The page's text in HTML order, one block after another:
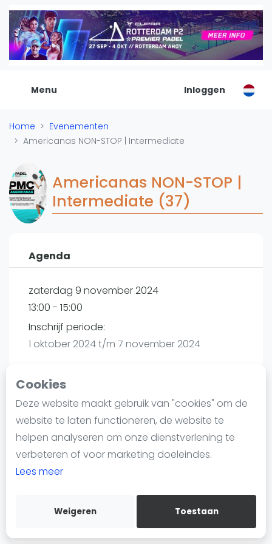
Cookies
Deze website maakt gebruik van "cookies" om de
website te laten functioneren, de website te
helpen analyseren om onze dienstverlening te
verbeteren of voor marketing doeleindes.
Lees meer
Weigeren Toestaan
Menu
De Padel Gids
Alle padel locaties
Padelwinkels
Organisatie
Banenbouwers
Overige categorien
Padelscholen
Toevoegen data
Laatste updates
Forum
Blog artikelen
Vragen over padel
Padelgear
Informatie
Over ons
Contact
Adverteren
Insights
WhatsApp
Join WhatsApp Community
Inloggen
Home
Evenementen
Americanas NON-STOP | Intermediate
Americanas NON-STOP |
Intermediate (37)
Agenda
zaterdag 9 november 2024
13:00 - 15:00
Inschrijf periode:
1 oktober 2024 t/m 7 november 2024
Playtomic
Padel Mate Club - Amstelveen | Amstelveen
Grutterij 1
1185 ZTAmstelveen
playtomic.io